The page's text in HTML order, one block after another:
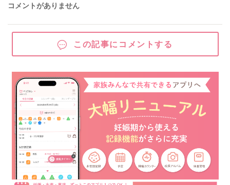
コメントがありません
この記事にコメントする